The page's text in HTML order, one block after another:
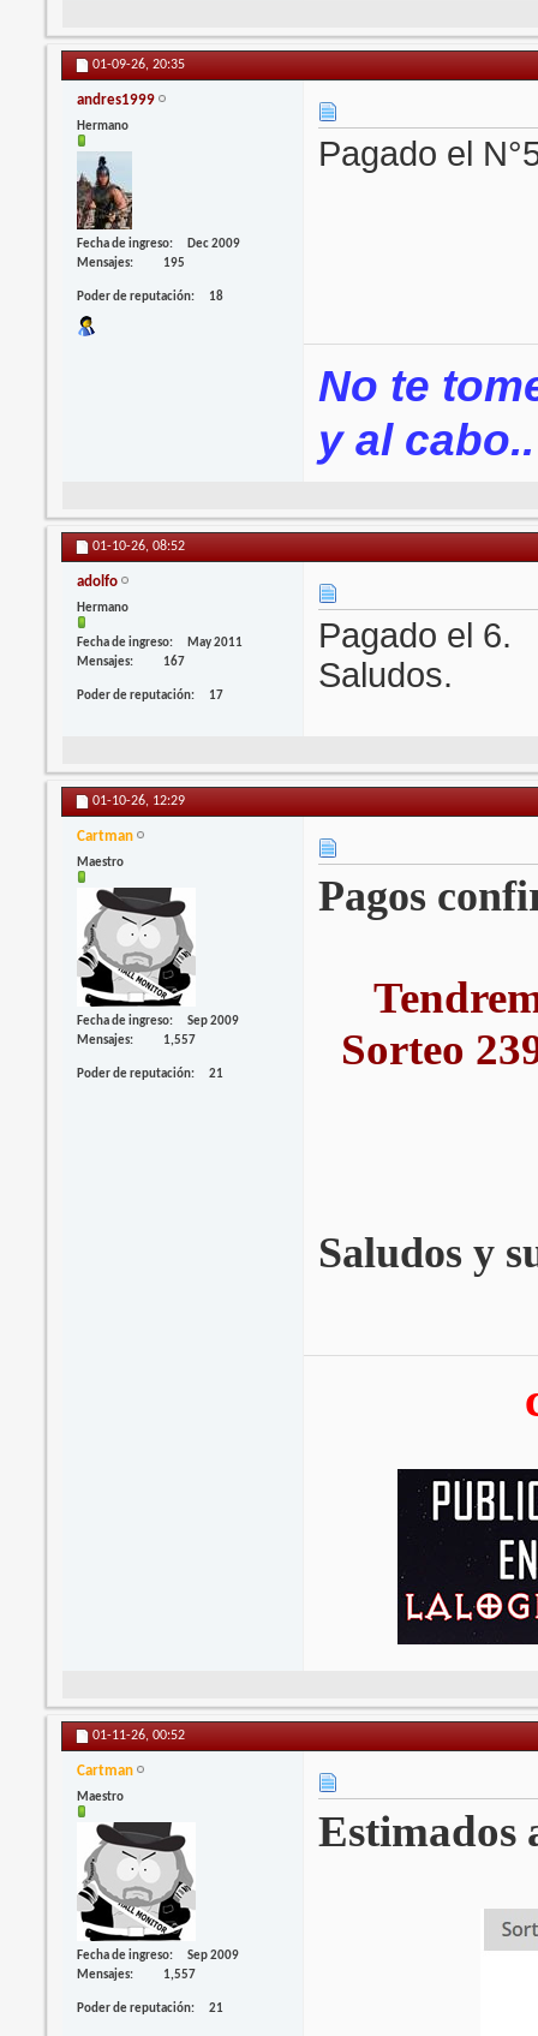
01-09-26,20:35
andres1999
Hermano
Fecha de ingreso
Dec 2009
Mensajes
195
Poder de reputación 18
Pagado el
No te
y al
01-10-26,08:52
adolfo
Hermano
Fecha de ingreso
May 2011
Mensajes
167
Poder de reputación 17
Pagado el 6.
Saludos.
01-10-26, 12:29
Cartman
Maestro
Fecha de ingreso
Sep 2009
Mensajes
1,557
Poder de reputación 21
Pagos
Sorteo
Saludos y
01-11-26,00:52
Cartman
Maestro
Fecha de ingreso
Sep 2009
Mensajes
1,557
Poder de reputación 21
Estimados